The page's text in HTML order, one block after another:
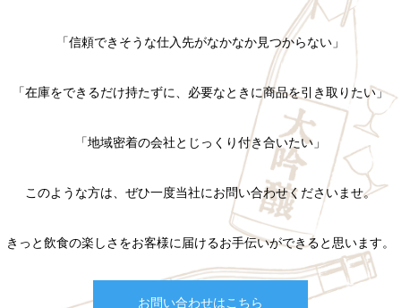
「信頼できそうな仕入先がなかなか見つからない」
「在庫をできるだけ持たずに、 必要なときに商品を引き取りたい」
「地域密着の会社と じっくり付き合いたい」
このような方は、ぜひ一度当社にお問い合わせくださいませ。
きっと飲食の楽しさをお客様に 届けるお手伝いができると思います。
お問い合わせはこちら